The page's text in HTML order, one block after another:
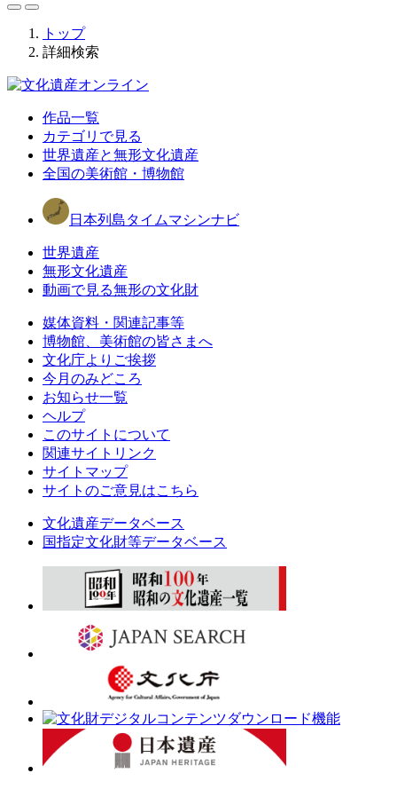
トップ
詳細検索
作品一覧
カテゴリで見る
世界遺産と無形文化遺産
全国の美術館・博物館
日本列島タイムマシンナビ
世界遺産
無形文化遺産
動画で見る無形の文化財
媒体資料・関連記事等
博物館、美術館の皆さまへ
文化庁よりご挨拶
今月のみどころ
お知らせ一覧
ヘルプ
このサイトについて
関連サイトリンク
サイトマップ
サイトのご意見はこちら
文化遺産データベース
国指定文化財等データベース